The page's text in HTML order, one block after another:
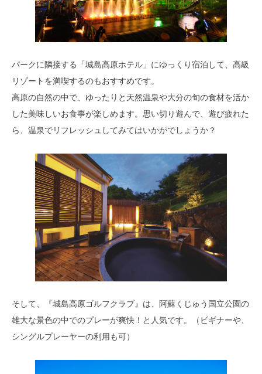
パークに隣接する「城島高原ホテル」にゆっくり宿泊して、高級
リゾートを満喫するのもおすすめです。
高原の自然の中で、ゆったりと天然温泉や大分の旬の食材を活か
した美味しいお食事が楽しめます。思い切り遊んで、遊び疲れた
ら、温泉でリフレッシュしてみてはいかがでしょうか？
そして、『城島高原ゴルフクラブ』は、阿蘇くじゅう国立公園の
雄大な景色の中でのプレーが爽快！と人気です。（ビギナーや、
シングルプレーヤーの利用も可）